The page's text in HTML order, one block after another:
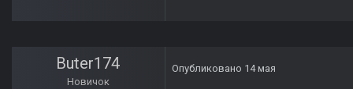
Buter174
Новичок
Опубликовано 14 мая